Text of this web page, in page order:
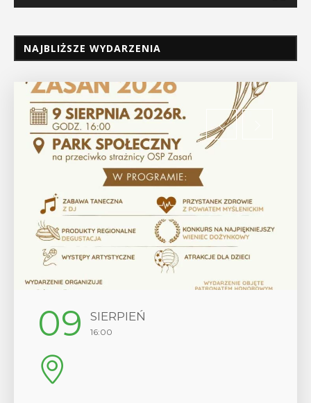
NAJBLIŻSZE WYDARZENIA
SIERPIEŃ